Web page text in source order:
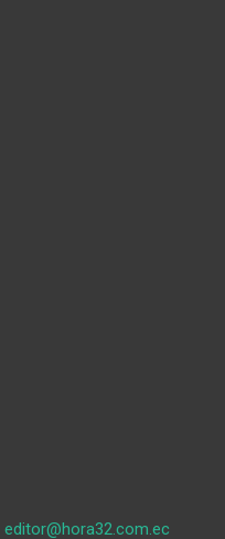
editor@hora32.com.ec